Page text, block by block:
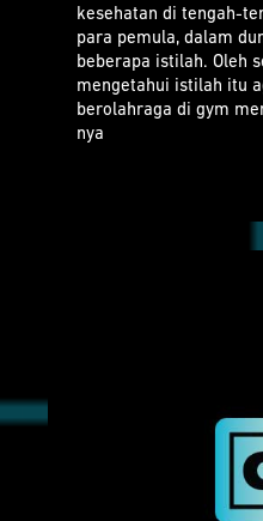
kesehatan di tengah-
para pemula, dalam
beberapa istilah. Oleh
mengetahui istilah itu
berolahraga di gym
nya